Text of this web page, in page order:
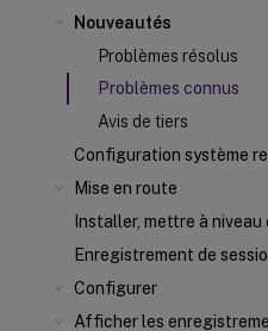
Nouveautés
Problèmes résolus
Problèmes connus
Avis de tiers
Configuration système
Mise en route
Installer, mettre à
Enregistrement de
Configurer
Afficher les